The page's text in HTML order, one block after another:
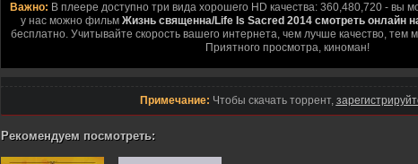
Важно: В плеере доступно три вида хорошего HD качества: 360,480,720 - вы
у нас можно фильм Жизнь священна/Life Is Sacred 2014 смотреть онлайн
бесплатно. Учитывайте скорость вашего интернета, чем лучше качество, тем
Приятного просмотра, киноман!
Примечание: Чтобы скачать торрент,
Рекомендуем посмотреть: